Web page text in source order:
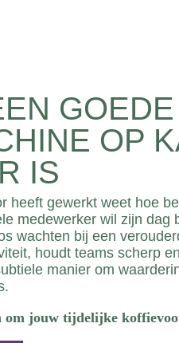
GOEDE
OP
IS
heeft gewerkt weet hoe
medewerker wil zijn dag
wachten bij een
houdt teams scherp
manier om
om jouw tijdelijke